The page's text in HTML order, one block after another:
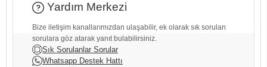
Yardım Merkezi
Bize iletişim kanallarımızdan ulaşabilir, ek olarak sık sorulan
sorulara göz atarak yanıt bulabilirsiniz.
Sık Sorulanlar Sorular
Whatsapp Destek Hattı